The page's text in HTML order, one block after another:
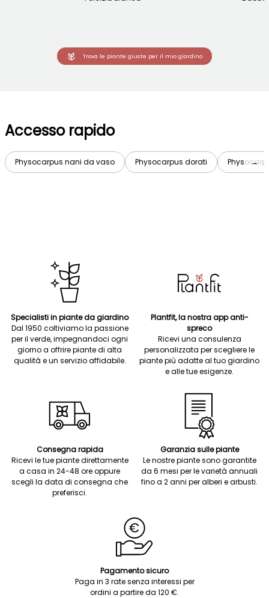
Trova le piante giuste per il mio giardino
Accesso rapido
Physocarpus nani da vaso Physocarpus dorati →
Specialisti in piante da giardino
Dal 1950 coltiviamo la passione
per il verde, impegnandoci ogni
giorno a offrire piante di alta
qualità e un servizio affidabile.
Plantfit, la nostra app anti-
spreco
Ricevi una consulenza
personalizzata per scegliere le
piante più adatte al tuo giardino
e alle tue esigenze.
Consegna rapida
Ricevi le tue piante direttamente
a casa in 24-48 ore oppure
scegli la data di consegna che
preferisci.
Garanzia sulle piante
Le nostre piante sono garantite
da 6 mesi per le varietà annuali
fino a 2 anni per alberi e arbusti.
Pagamento sicuro
Paga in 3 rate senza interessi per
ordini a partire da 120 €.